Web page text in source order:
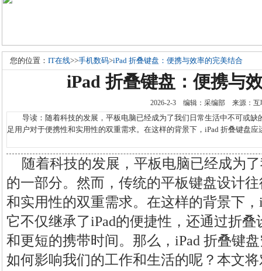
您的位置： IT在线>>手机数码>iPad 折叠键盘：便携与效率的完美结合
iPad 折叠键盘：便携与
2026-2-3 编辑：采编部 来源：
导读：随着科技的发展，平板电脑已经成为了我们日常生活中不可或缺
足用户对于便携性和实用性的双重需求。在这样的背景下，iPad 折叠键盘
随着科技的发展，平板电脑已经成为
的一部分。然而，传统的平板键盘设计
和实用性的双重需求。在这样的背景下
它不仅继承了iPad的便捷性，还通过折
和更短的携带时间。那么，iPad 折叠键
如何影响我们的工作和生活的呢？本文